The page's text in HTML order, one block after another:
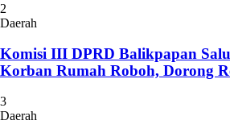
2
Daerah
Komisi III DPRD Balikpapan
Korban Rumah Roboh, Dorong
3
Daerah